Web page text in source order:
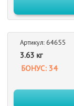
Артикул: 64655
3.63 кг
БОНУС: 34